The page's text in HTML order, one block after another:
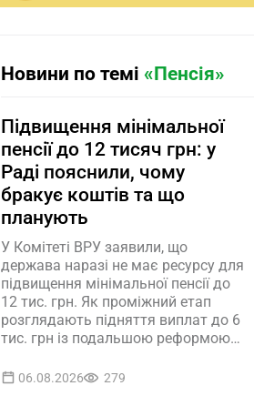
Новини по темі «Пенсія»
Підвищення мінімальної
пенсії до 12 тисяч грн: у
Раді пояснили, чому
бракує коштів та що
планують
У Комітеті ВРУ заявили, що
держава наразі не має ресурсу для
підвищення мінімальної пенсії до
12 тис. грн. Як проміжний етап
розглядають підняття виплат до 6
тис. грн із подальшою реформою
збільшенням коефіцієнта
06.08.2026 279